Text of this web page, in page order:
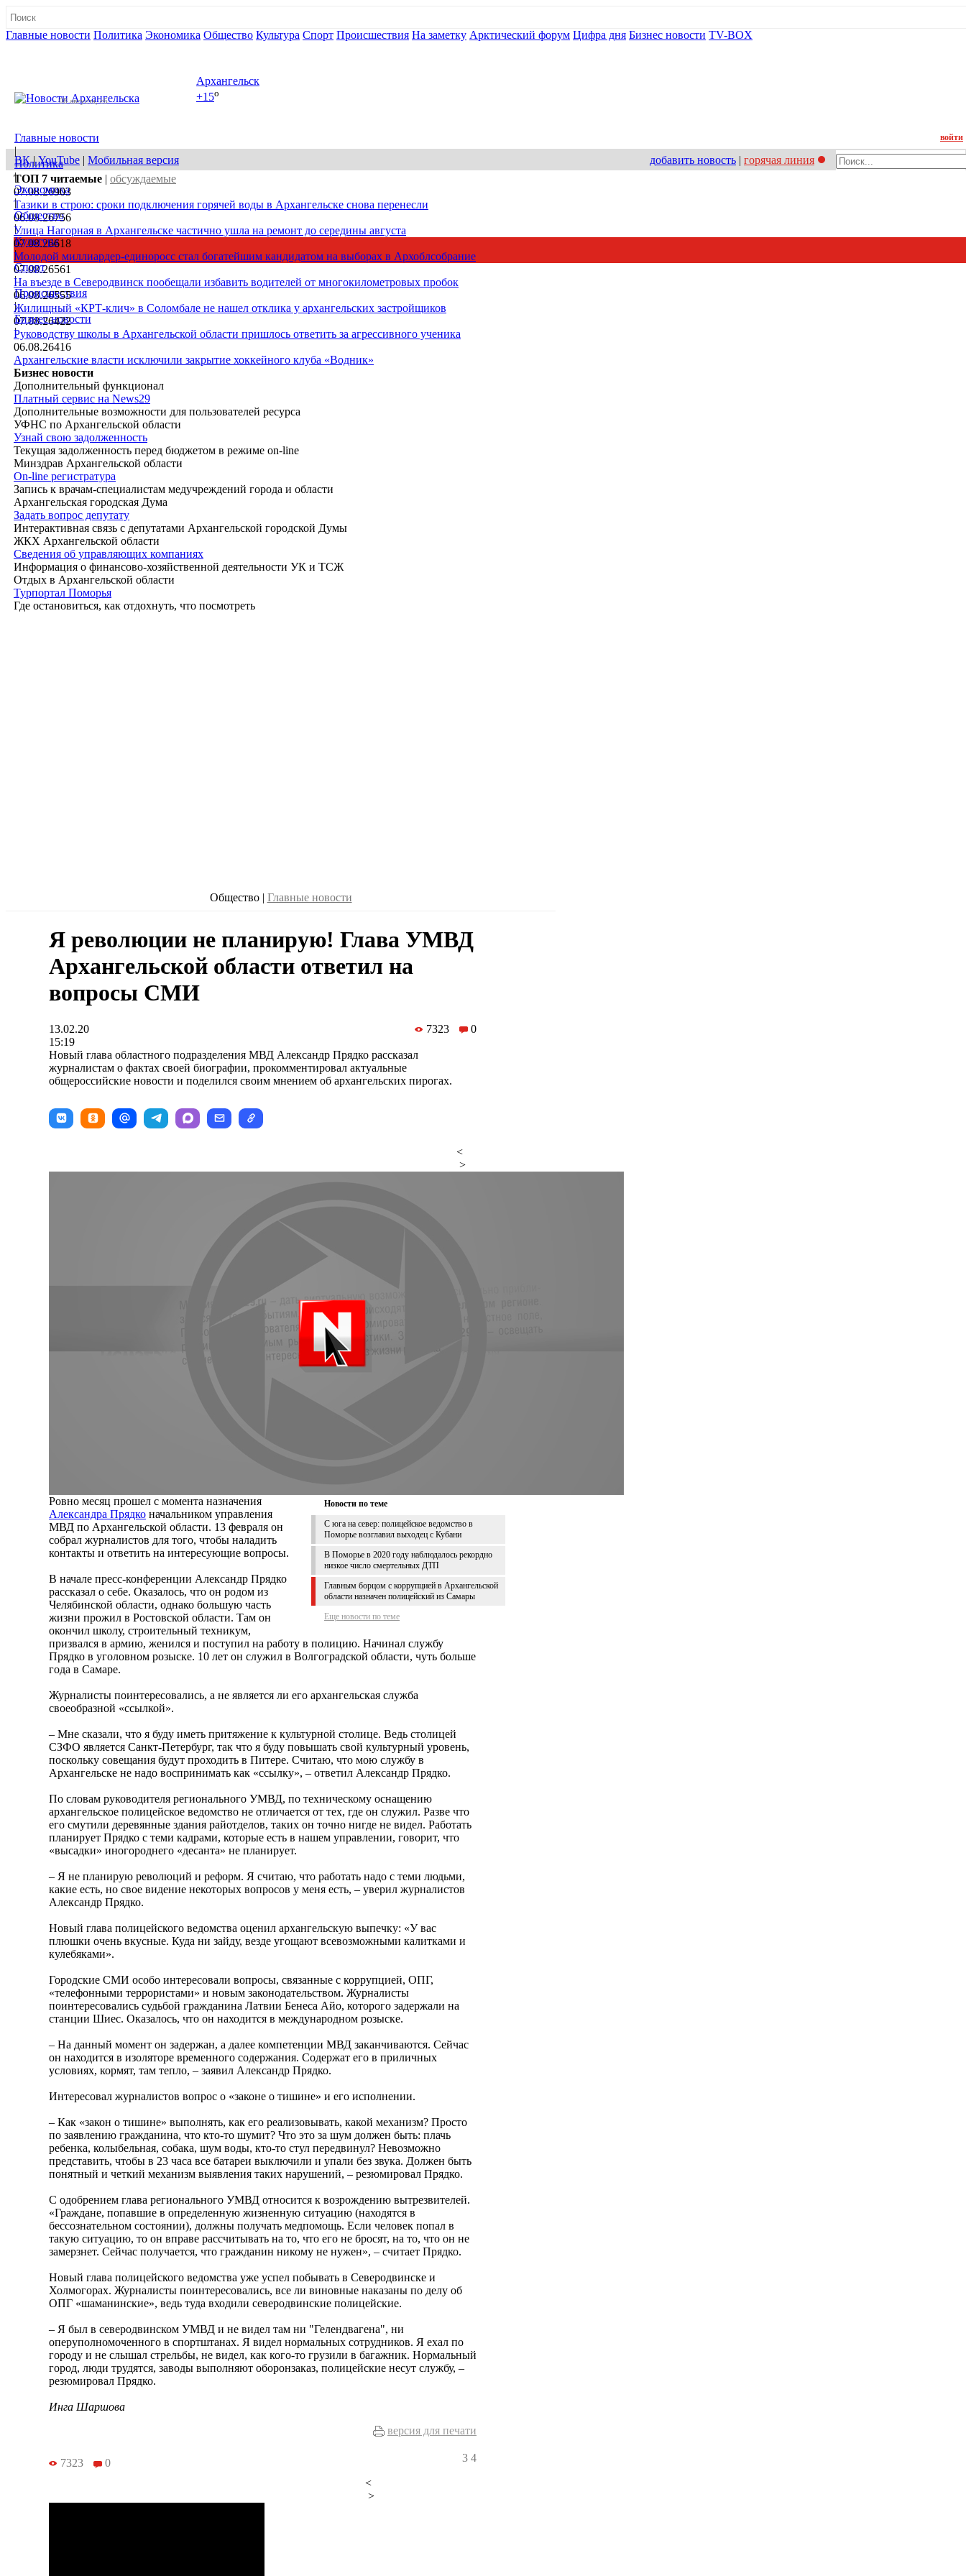
Главные новости Политика Экономика Общество Культура Спорт Происшествия На заметку Арктический форум Цифра дня Бизнес новости TV-BOX
08 августа, сб
Архангельск
+15o
Главные новости
|
Политика
|
Экономика
|
Общество
|
Культура
|
Спорт
|
Происшествия
|
Бизнес новости
|
войти
ВК|YouTube | Мобильная версия добавить новость | горячая линия
ТОП 7 читаемые | обсуждаемые
07.08.26903
Тазики в строю: сроки подключения горячей воды в Архангельске снова перенесли
06.08.26756
Улица Нагорная в Архангельске частично ушла на ремонт до середины августа
07.08.26618
Молодой миллиардер-единоросс стал богатейшим кандидатом на выборах в Архоблсобрание
07.08.26561
На въезде в Северодвинск пообещали избавить водителей от многокилометровых пробок
06.08.26555
Жилищный «КРТ-клич» в Соломбале не нашел отклика у архангельских застройщиков
07.08.26422
Руководству школы в Архангельской области пришлось ответить за агрессивного ученика
06.08.26416
Архангельские власти исключили закрытие хоккейного клуба «Водник»
Бизнес новости
Дополнительный функционал
Платный сервис на News29
Дополнительные возможности для пользователей ресурса
УФНС по Архангельской области
Узнай свою задолженность
Текущая задолженность перед бюджетом в режиме on-line
Минздрав Архангельской области
On-line регистратура
Запись к врачам-специалистам медучреждений города и области
Архангельская городская Дума
Задать вопрос депутату
Интерактивная связь с депутатами Архангельской городской Думы
ЖКХ Архангельской области
Сведения об управляющих компаниях
Информация о финансово-хозяйственной деятельности УК и ТСЖ
Отдых в Архангельской области
Турпортал Поморья
Где остановиться, как отдохнуть, что посмотреть
Общество | Главные новости
Я революции не планирую! Глава УМВД
Архангельской области ответил на
вопросы СМИ
13.02.20
15:19
7323 0
Новый глава областного подразделения МВД Александр Прядко рассказал
журналистам о фактах своей биографии, прокомментировал актуальные
общероссийские новости и поделился своим мнением об архангельских пирогах.
<
>
Новости по теме
С юга на север: полицейское ведомство в
Поморье возглавил выходец с Кубани
В Поморье в 2020 году наблюдалось рекордно
низкое число смертельных ДТП
Главным борцом с коррупцией в Архангельской
области назначен полицейский из Самары
Еще новости по теме
Ровно месяц прошел с момента назначения
Александра Прядко начальником управления
МВД по Архангельской области. 13 февраля он
собрал журналистов для того, чтобы наладить
контакты и ответить на интересующие вопросы.
В начале пресс-конференции Александр Прядко
рассказал о себе. Оказалось, что он родом из
Челябинской области, однако большую часть
жизни прожил в Ростовской области. Там он
окончил школу, строительный техникум,
призвался в армию, женился и поступил на работу в полицию. Начинал службу
Прядко в уголовном розыске. 10 лет он служил в Волгоградской области, чуть больше
года в Самаре.
Журналисты поинтересовались, а не является ли его архангельская служба
своеобразной «ссылкой».
– Мне сказали, что я буду иметь притяжение к культурной столице. Ведь столицей
СЗФО является Санкт-Петербург, так что я буду повышать свой культурный уровень,
поскольку совещания будут проходить в Питере. Считаю, что мою службу в
Архангельске не надо воспринимать как «ссылку», – ответил Александр Прядко.
По словам руководителя регионального УМВД, по техническому оснащению
архангельское полицейское ведомство не отличается от тех, где он служил. Разве что
его смутили деревянные здания райотделов, таких он точно нигде не видел. Работать
планирует Прядко с теми кадрами, которые есть в нашем управлении, говорит, что
«высадки» иногороднего «десанта» не планирует.
– Я не планирую революций и реформ. Я считаю, что работать надо с теми людьми,
какие есть, но свое видение некоторых вопросов у меня есть, – уверил журналистов
Александр Прядко.
Новый глава полицейского ведомства оценил архангельскую выпечку: «У вас
плюшки очень вкусные. Куда ни зайду, везде угощают всевозможными калитками и
кулебяками».
Городские СМИ особо интересовали вопросы, связанные с коррупцией, ОПГ,
«телефонными террористами» и новым законодательством. Журналисты
поинтересовались судьбой гражданина Латвии Бенеса Айо, которого задержали на
станции Шиес. Оказалось, что он находится в международном розыске.
– На данный момент он задержан, а далее компетенции МВД заканчиваются. Сейчас
он находится в изоляторе временного содержания. Содержат его в приличных
условиях, кормят, там тепло, – заявил Александр Прядко.
Интересовал журналистов вопрос о «законе о тишине» и его исполнении.
– Как «закон о тишине» выполнять, как его реализовывать, какой механизм? Просто
по заявлению гражданина, что кто-то шумит? Что это за шум должен быть: плачь
ребенка, колыбельная, собака, шум воды, кто-то стул передвинул? Невозможно
представить, чтобы в 23 часа все батареи выключили и упали без звука. Должен быть
понятный и четкий механизм выявления таких нарушений, – резюмировал Прядко.
С одобрением глава регионального УМВД относится к возрождению вытрезвителей.
«Граждане, попавшие в определенную жизненную ситуацию (находятся в
бессознательном состоянии), должны получать медпомощь. Если человек попал в
такую ситуацию, то он вправе рассчитывать на то, что его не бросят, на то, что он не
замерзнет. Сейчас получается, что гражданин никому не нужен», – считает Прядко.
Новый глава полицейского ведомства уже успел побывать в Северодвинске и
Холмогорах. Журналисты поинтересовались, все ли виновные наказаны по делу об
ОПГ «шаманинские», ведь туда входили северодвинские полицейские.
– Я был в северодвинском УМВД и не видел там ни "Гелендвагена", ни
оперуполномоченного в спортштанах. Я видел нормальных сотрудников. Я ехал по
городу и не слышал стрельбы, не видел, как кого-то грузили в багажник. Нормальный
город, люди трудятся, заводы выполняют оборонзаказ, полицейские несут службу, –
резюмировал Прядко.
Инга Шаршова
версия для печати
7323 0 3 4
<
>